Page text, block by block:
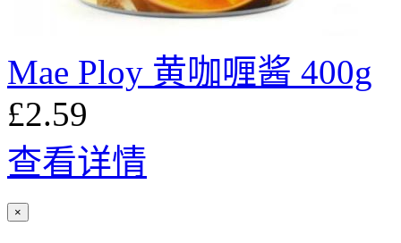
Mae Ploy 黄咖喱酱 400g
£2.59
查看详情
×